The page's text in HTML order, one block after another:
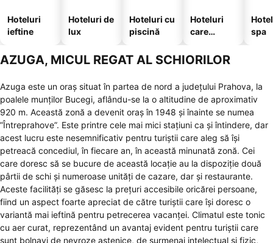
Hoteluri
ieftine
Hoteluri de
lux
Hoteluri cu
piscină
Hoteluri
care
animale
spa
AZUGA, MICUL REGAT AL SCHIORILOR
Azuga este un oraș situat în partea de nord a județului Prahova, la
poalele munților Bucegi, aflându-se la o altitudine de aproximativ
920 m. Această zonă a devenit oraș în 1948 și înainte se numea
”Întreprahove”. Este printre cele mai mici stațiuni ca și întindere, dar
acest lucru este nesemnificativ pentru turiștii care aleg să își
petreacă concediul, în fiecare an, în această minunată zonă. Cei
care doresc să se bucure de această locație au la dispoziție două
pârtii de schi și numeroase unități de cazare, dar și restaurante.
Aceste facilități se găsesc la prețuri accesibile oricărei persoane,
fiind un aspect foarte apreciat de către turiștii care își doresc o
variantă mai ieftină pentru petrecerea vacanței. Climatul este tonic
cu aer curat, reprezentând un avantaj evident pentru turiștii care
sunt bolnavi de nevroze astenice, de surmenaj intelectual și fizic,